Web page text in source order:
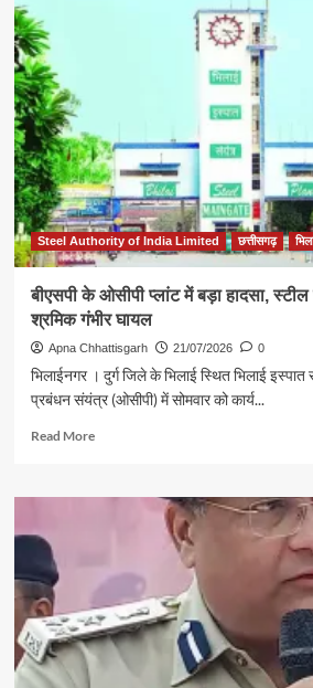
में
स्वदेशी
तकनीक
से
विकसित
हॉट
मेटल
लैडल
प्रीहीटर
और
सीओजी
लाइन
शुरू
Steel Authority of India Limited छत्तीसगढ़
बीएसपी के ओसीपी प्लांट में बड़ा हादसा,
श्रमिक गंभीर घायल
Apna Chhattisgarh 21/07/2026 0
भिलाईनगर । दुर्ग जिले के भिलाई स्थित भिलाई
प्रबंधन संयंत्र (ओसीपी) में सोमवार को कार्य...
Read MoreRead
बीएसपी
हादसा,
स्टील